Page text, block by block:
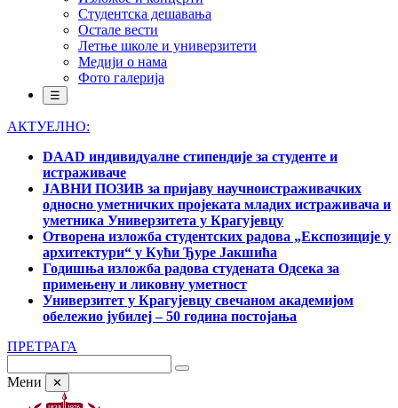
Студентска дешавања
Остале вести
Летње школе и универзитети
Медији о нама
Фото галерија
☰
АКТУЕЛНО:
DAAD индивидуалне стипендије за студенте и
истраживаче
ЈАВНИ ПОЗИВ за пријаву научноистраживачких
односно уметничких пројеката младих истраживача и
уметника Универзитета у Крагујевцу
Отворена изложба студентских радова „Експозиције у
архитектури“ у Кући Ђуре Јакшића
Годишња изложба радова студената Одсека за
примењену и ликовну уметност
Универзитет у Крагујевцу свечаном академијом
обележио јубилеј – 50 година постојања
ПРЕТРАГА
Мени ✕